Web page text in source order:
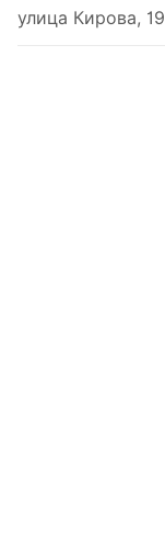
улица Кирова, 19